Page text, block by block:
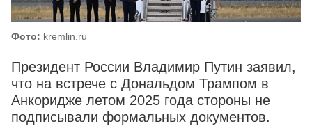
Фото: kremlin.ru
Президент России Владимир Путин заявил,
что на встрече с Дональдом Трампом в
Анкоридже летом 2025 года стороны не
подписывали формальных документов.